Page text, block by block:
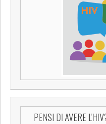
PENSI DI AVERE